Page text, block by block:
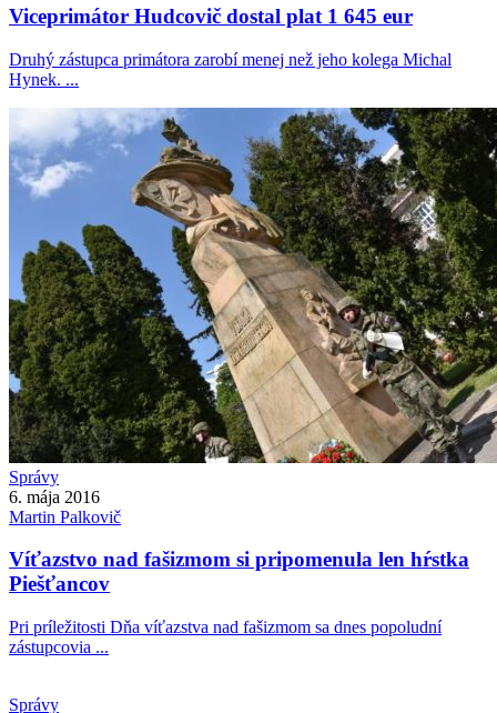
Viceprimátor Hudcovič dostal plat 1 645 eur
Druhý zástupca primátora zarobí menej než jeho kolega Michal
Hynek. ...
Správy
6. mája 2016
Martin Palkovič
Víťazstvo nad fašizmom si pripomenula len hŕstka
Piešťancov
Pri príležitosti Dňa víťazstva nad fašizmom sa dnes popoludní
zástupcovia ...
Správy